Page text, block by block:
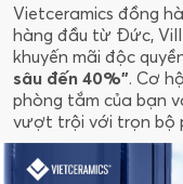
Vietceramics đồng
hàng đầu từ Đức,
khuyến mãi độc
sâu đến 40%”. Cơ
phòng tắm của bạn
vượt trội với trọn bộ